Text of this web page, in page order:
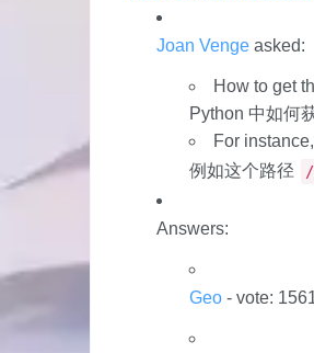
Joan Venge asked:
How to get
Python 中如何
For
例如这个路径
Answers:
Geo - vote: